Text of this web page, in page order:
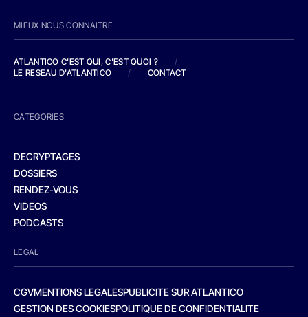
MIEUX NOUS CONNAITRE
ATLANTICO C'EST QUI, C'EST QUOI ?
/
LE RESEAU D'ATLANTICO
/ CONTACT
CATEGORIES
DECRYPTAGES
DOSSIERS
RENDEZ-VOUS
VIDEOS
PODCASTS
LEGAL
CGVMENTIONS LEGALESPUBLICITE SUR ATLANTICO
GESTION DES COOKIESPOLITIQUE DE CONFIDENTIALITE